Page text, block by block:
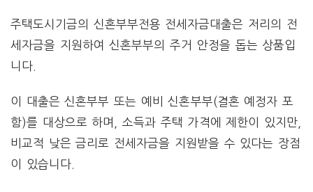
주택도시기금의 신혼부부전용 전세자금대출은 저리의 전
세자금을 지원하여 신혼부부의 주거 안정을 돕는 상품입
니다.
이 대출은 신혼부부 또는 예비 신혼부부(결혼 예정자 포
함)를 대상으로 하며, 소득과 주택 가격에 제한이 있지만,
비교적 낮은 금리로 전세자금을 지원받을 수 있다는 장점
이 있습니다.